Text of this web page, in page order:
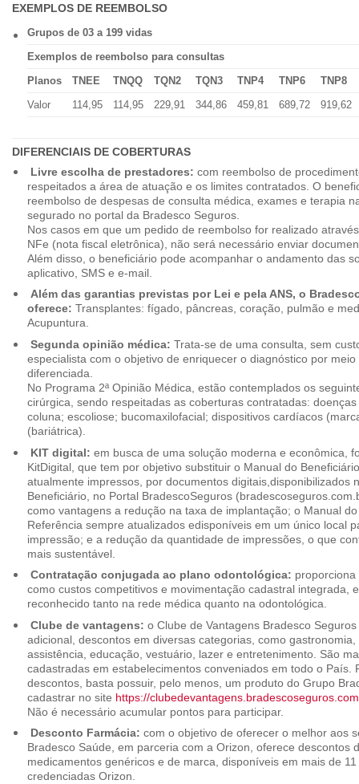
EXEMPLOS DE REEMBOLSO
Grupos de 03 a 199 vidas
Exemplos de reembolso para consultas
Planos
TNEE TNQQ TQN2 TQN3 TNP4 TNP6
TNP8
Valor
114,95 114,95 229,91 344,86 459,81 689,72 919,62
DIFERENCIAIS DE COBERTURAS
Livre escolha de prestadores: com reembolso de
respeitados a área de atuação e os limites contratados. O
reembolso de despesas de consulta médica, exames e terapia
segurado no portal da Bradesco Seguros.
Nos casos em que um pedido de reembolso for realizado
NFe (nota fiscal eletrônica), não será necessário enviar
Além disso, o beneficiário pode acompanhar o andamento das
aplicativo, SMS e e-mail.
Além das garantias previstas por Lei e pela ANS, o
oferece: Transplantes: fígado, pâncreas, coração, pulmão e
Acupuntura.
Segunda opinião médica: Trata-se de uma consulta, sem
especialista com o objetivo de enriquecer o diagnóstico por
diferenciada.
No Programa 2ª Opinião Médica, estão contemplados os
cirúrgica, sendo respeitadas as coberturas contratadas:
coluna; escoliose; bucomaxilofacial; dispositivos cardíacos
(bariátrica).
KIT digital: em busca de uma solução moderna e econômica,
KitDigital, que tem por objetivo substituir o Manual do
atualmente impressos, por documentos digitais,disponibilizados
Beneficiário, no Portal BradescoSeguros
como vantagens a redução na taxa de implantação; o Manual
Referência sempre atualizados edisponíveis em um único local
impressão; e a redução da quantidade de impressões, o que
mais sustentável.
Contratação conjugada ao plano odontológica:
como custos competitivos e movimentação cadastral integrada,
reconhecido tanto na rede médica quanto na odontológica.
Clube de vantagens: o Clube de Vantagens Bradesco
adicional, descontos em diversas categorias, como
assistência, educação, vestuário, lazer e entretenimento. São
cadastradas em estabelecimentos conveniados em todo o País.
descontos, basta possuir, pelo menos, um produto do Grupo
cadastrar no site https://
Não é necessário acumular pontos para participar.
Desconto Farmácia: com o objetivo de oferecer o melhor aos
Bradesco Saúde, em parceria com a Orizon, oferece descontos
medicamentos genéricos e de marca, disponíveis em mais de
credenciadas Orizon.